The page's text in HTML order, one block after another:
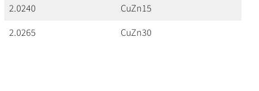
2.0240
CuZn15
2.0265
CuZn30